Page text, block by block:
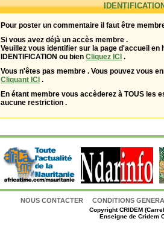
Pour poster un commentaire il faut être
Si vous avez déjà un accès membre .
Veuillez vous identifier sur la page d'accueil en
IDENTIFICATION ou bien Cliquez ICI .
Vous n'êtes pas membre . Vous pouvez vous
Cliquant ICI .
En étant membre vous accèderez à TOUS les
aucune restriction .
NOUS CONTACTER CONDITIONS
CopyrightCRIDEM
Enseigne de Cridem